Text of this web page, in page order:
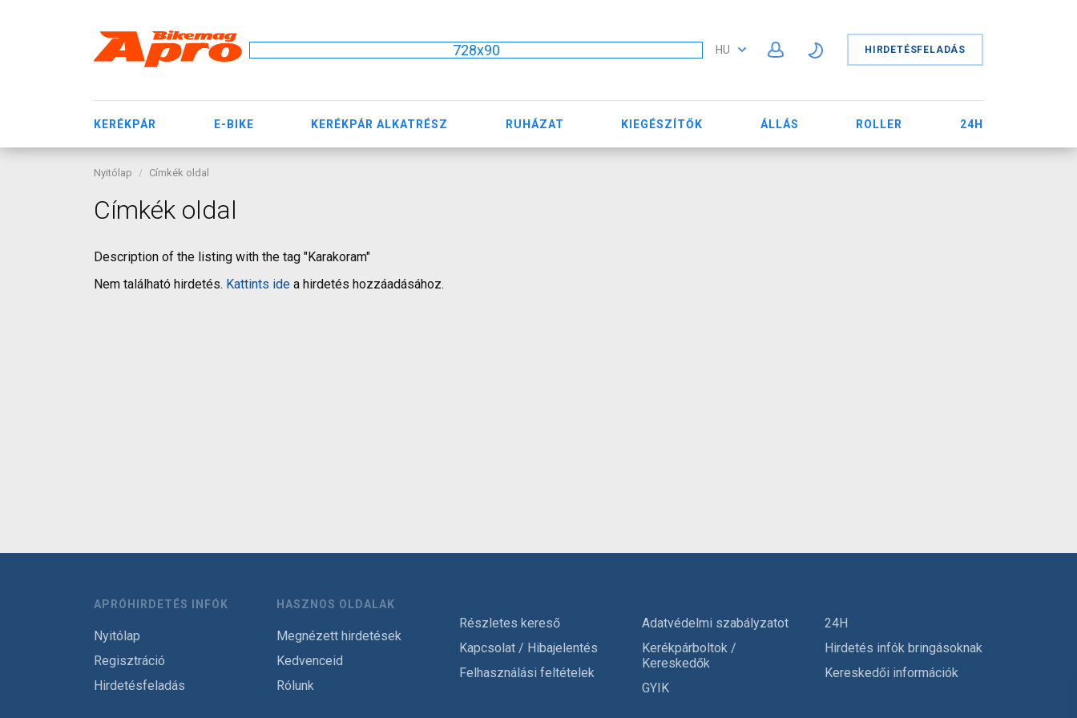
728x90 HU HIRDETÉSFELADÁS
KERÉKPÁR E-BIKE KERÉKPÁR ALKATRÉSZ RUHÁZAT KIEGÉSZÍTŐK ÁLLÁS ROLLER 24H
Nyitólap Címkék oldal
Címkék oldal
Description of the listing with the tag "Karakoram"
Nem található hirdetés. Kattints ide a hirdetés hozzáadásához.
APRÓHIRDETÉS INFÓK
Nyitólap
Regisztráció
Hirdetésfeladás
HASZNOS OLDALAK
Megnézett hirdetések
Kedvenceid
Rólunk
Részletes kereső
Kapcsolat / Hibajelentés
Felhasználási feltételek
Adatvédelmi szabályzatot
Kerékpárboltok /
Kereskedők
GYIK
24H
Hirdetés infók bringásoknak
Kereskedői információk